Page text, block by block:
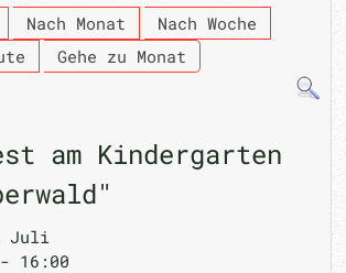
Nach Monat
Nach Woche
Gehe zu Monat
am Kindergarten
Juli
16:00